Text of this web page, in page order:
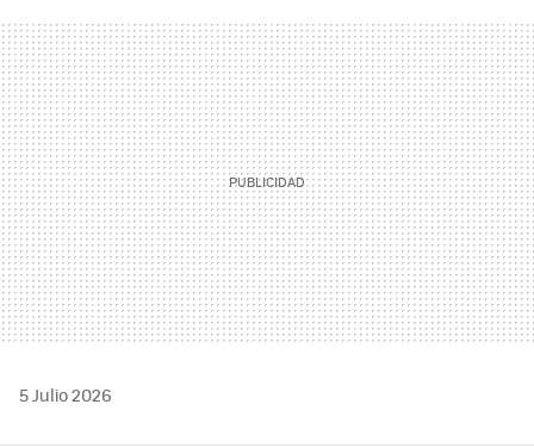
MAIL
5 Julio 2026